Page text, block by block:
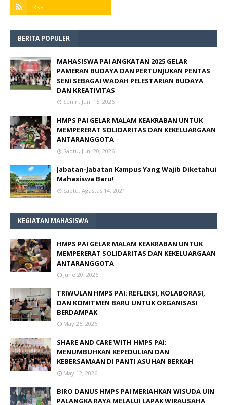
BERITA POPULER
MAHASISWA PAI ANGKATAN 2025 GELAR
PAMERAN BUDAYA DAN PERTUNJUKAN PENTAS
SENI SEBAGAI WADAH PELESTARIAN BUDAYA
DAN KREATIVITAS
Senin, Juni 15, 2026
HMPS PAI GELAR MALAM KEAKRABAN UNTUK
MEMPERERAT SOLIDARITAS DAN KEKELUARGAAN
ANTARANGGOTA
Sabtu, Juni 20, 2026
Jabatan-Jabatan Kampus Yang Wajib Diketahui
Mahasiswa Baru!
Sabtu, Agustus 14, 2021
KEGIATAN MAHASISWA
HMPS PAI GELAR MALAM KEAKRABAN UNTUK
MEMPERERAT SOLIDARITAS DAN KEKELUARGAAN
ANTARANGGOTA
June 20, 2026
TRIWULAN HMPS PAI: REFLEKSI, KOLABORASI,
DAN KOMITMEN BARU UNTUK ORGANISASI
BERDAMPAK
May 26, 2026
SHARE AND CARE WITH HMPS PAI:
MENUMBUHKAN KEPEDULIAN DAN
KEBERSAMAAN DI PANTI ASUHAN BERKAH
May 12, 2026
BIRO DANUS HMPS PAI MERIAHKAN WISUDA UIN
PALANGKA RAYA MELALUI LAPAK WIRAUSAHA